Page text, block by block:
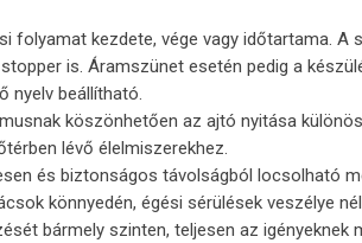
folyamat kezdete, vége vagy időtartama.
is. Áramszünet esetén pedig a
nyelv beállítható.
köszönhetően az ajtó nyitása
lévő élelmiszerekhez.
és biztonságos távolságból locsolható
könnyedén, égési sérülések veszélye
bármely szinten, teljesen az igényeknek